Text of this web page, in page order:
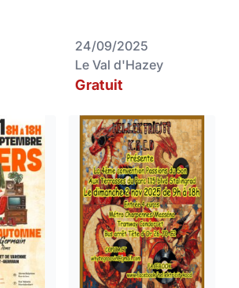
24/09/2025
Le Val d'Hazey
Gratuit